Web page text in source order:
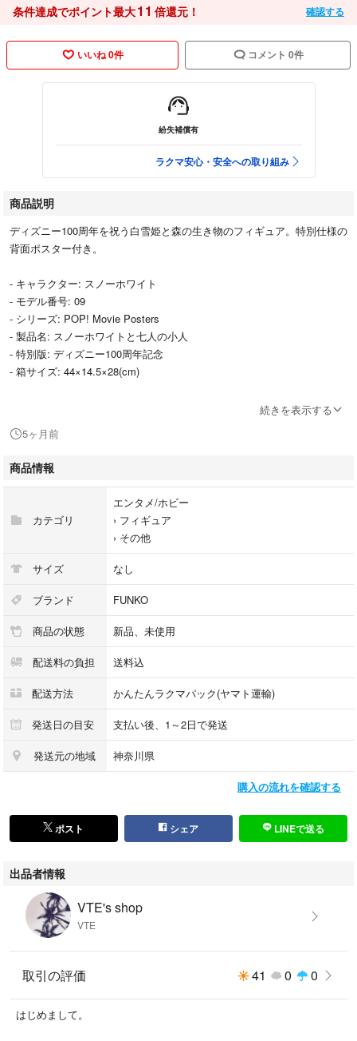
条件達成でポイント最大11 倍還元！ 確認する
いいね 0件 コメント 0件
紛失補償有
ラクマ安心・安全への取り組み
商品説明
ディズニー100周年を祝う白雪姫と森の生き物のフィギュア。特別仕様の
背面ポスター付き。
- キャラクター: スノーホワイト
- モデル番号: 09
- シリーズ: POP! Movie Posters
- 製品名: スノーホワイトと七人の小人
- 特別版: ディズニー100周年記念
- 箱サイズ: 44×14.5×28(cm)
海外購入品ですので、購入時点で箱に小さな傷がございます。
ご質問等ございましたらコメントください。
だける方にはお値引きもできますので、下記ご参照ください。
#VTEファンコポップ
続きを表示する
5ヶ月前
商品情報
カテゴリ
エンタメ/ホビー
› フィギュア
› その他
サイズ なし
ブランド FUNKO
商品の状態 新品、未使用
配送料の負担 送料込
配送方法 かんたんラクマパック(ヤマト運輸)
発送日の目安 支払い後、1～2日で発送
発送元の地域 神奈川県
購入の流れを確認する
ポスト シェア LINEで送る
出品者情報
VTE's shop
VTE
取引の評価 41 0 0
はじめまして。